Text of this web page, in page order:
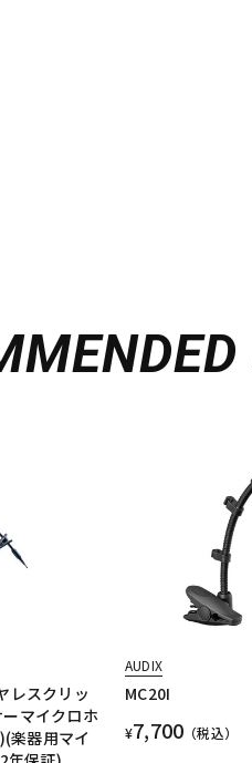
レスクリッ
マイクロホ
楽器用マイ
AUDIX
MC20I
¥7,700 （税込）